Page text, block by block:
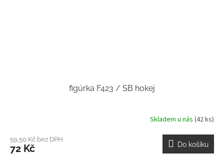
figúrka F423 / SB hokej
Skladem u nás (42 ks)
59,50 Kč bez DPH
72 Kč Do košíku